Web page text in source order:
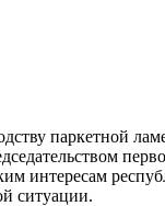
паркетной
интересам
ситуации.